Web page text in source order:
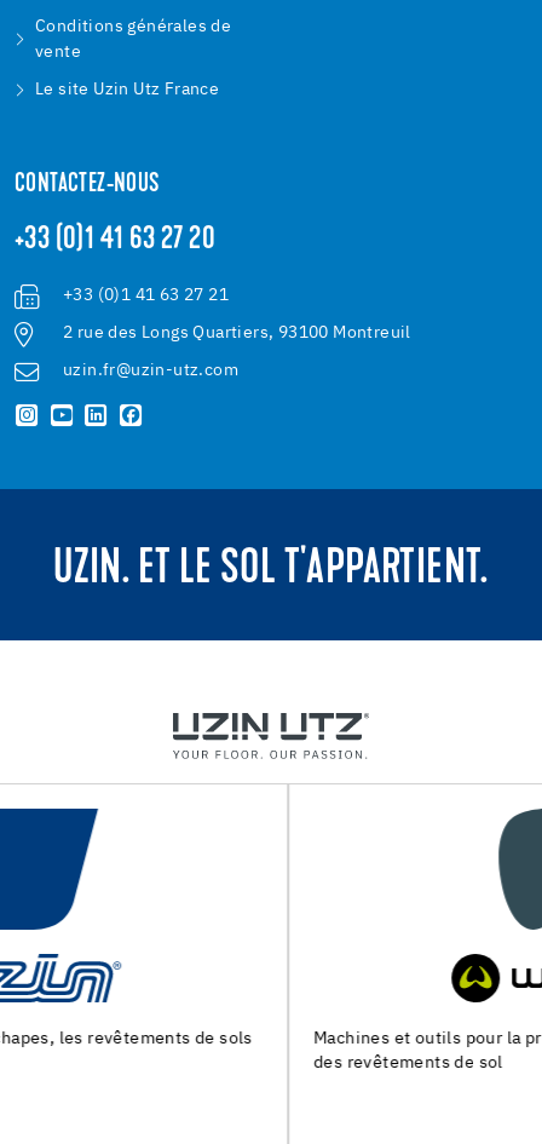
Conditions générales de
vente
Le site Uzin Utz France
CONTACTEZ-NOUS
+33 (0)1 41 63 27 20
+33 (0)1 41 63 27 21
2 rue des Longs Quartiers, 93100 Montreuil
uzin.fr@uzin-utz.com
UZIN. ET LE SOL T'APPARTIENT.
Machines et outils pour la preparation du support et la pose